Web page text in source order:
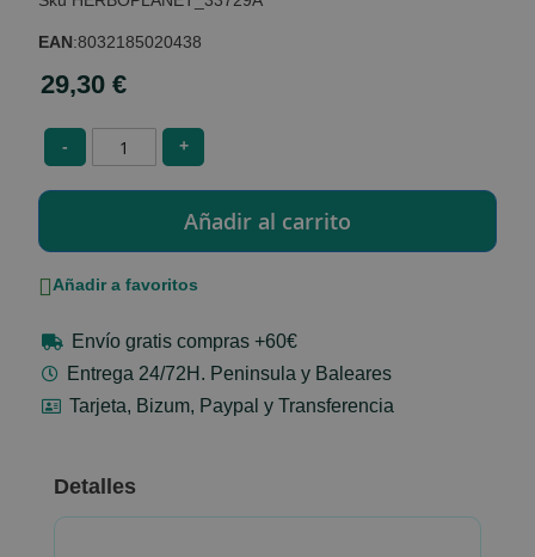
EAN:8032185020438
29,30 €
- +
Añadir a favoritos
Envío gratis compras +60€
Entrega 24/72H. Peninsula y Baleares
Tarjeta, Bizum, Paypal y Transferencia
Detalles